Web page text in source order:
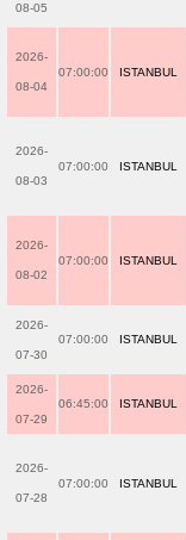
08-05
2026-
08-04
07:00:00 ISTANBUL
2026-
08-03
07:00:00 ISTANBUL
2026-
08-02
07:00:00 ISTANBUL
2026-
07-30
07:00:00 ISTANBUL
2026-
07-29
06:45:00 ISTANBUL
2026-
07-28
07:00:00 ISTANBUL